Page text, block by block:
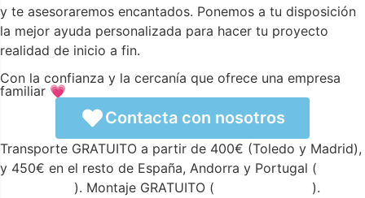
y te asesoraremos encantados. Ponemos a tu disposición
la mejor ayuda personalizada para hacer tu proyecto
realidad de inicio a fin.
Con la confianza y la cercanía que ofrece una empresa
familiar 💗
Contacta con nosotros
Transporte GRATUITO a partir de 400€ (Toledo y Madrid),
y 450€ en el resto de España, Andorra y Portugal (
). Montaje GRATUITO ( ).